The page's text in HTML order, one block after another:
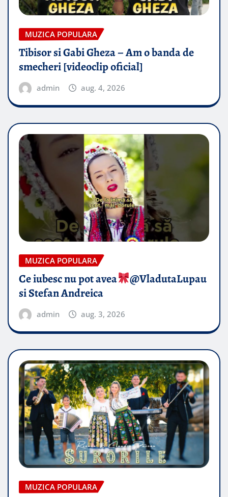
MUZICA POPULARA
Tibisor si Gabi Gheza – Am o banda de
smecheri [videoclip oficial]
admin aug. 4, 2026
MUZICA POPULARA
Ce iubesc nu pot avea
​@VladutaLupau
si Stefan Andreica
admin aug. 3, 2026
MUZICA POPULARA